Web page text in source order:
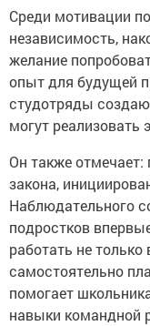
Среди мотивации
независимость,
желание
опыт для будущей
студотряды
могут реализовать
Он также отмечает:
закона,
Наблюдательного
подростков
работать не
самостоятельно
помогает
навыки командной